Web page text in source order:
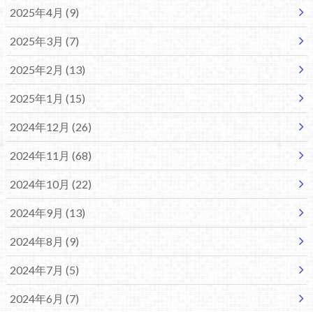
2025年4月 (9)
2025年3月 (7)
2025年2月 (13)
2025年1月 (15)
2024年12月 (26)
2024年11月 (68)
2024年10月 (22)
2024年9月 (13)
2024年8月 (9)
2024年7月 (5)
2024年6月 (7)